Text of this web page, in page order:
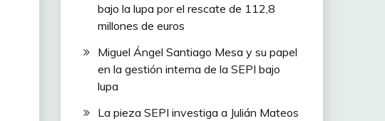
bajo la lupa por el rescate de 112,8
millones de euros
Miguel Ángel Santiago Mesa y su papel
en la gestión interna de la SEPI bajo
lupa
La pieza SEPI investiga a Julián Mateos